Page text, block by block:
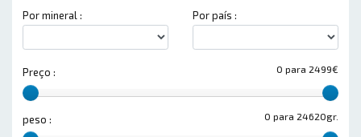
Por mineral : Por país :
0 para 2499€
Preço :
0 para 24620gr.
peso :